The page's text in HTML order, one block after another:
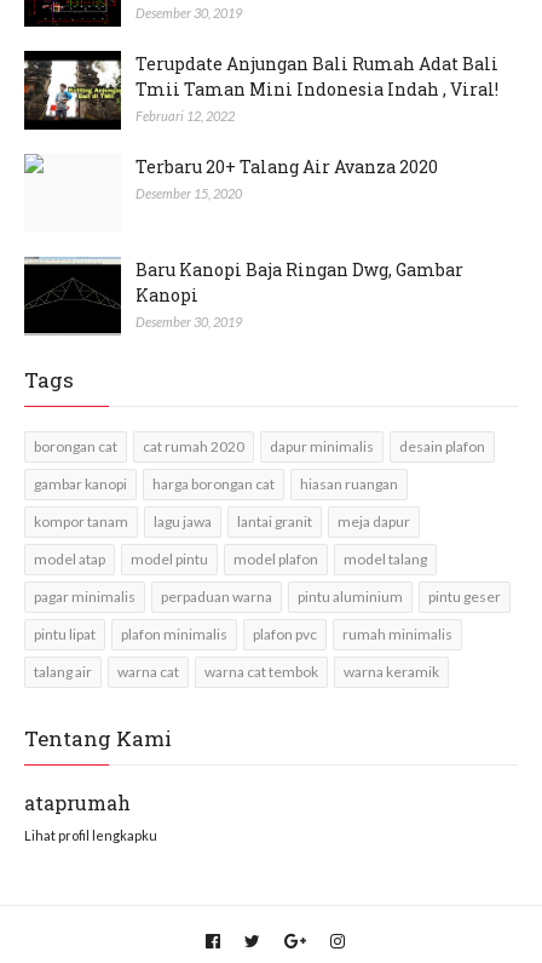
Desember 30, 2019
Terupdate Anjungan Bali Rumah Adat Bali
Tmii Taman Mini Indonesia Indah , Viral!
Februari 12, 2022
Terbaru 20+ Talang Air Avanza 2020
Desember 15, 2020
Baru Kanopi Baja Ringan Dwg, Gambar
Kanopi
Desember 30, 2019
Tags
borongan cat cat rumah 2020 dapur minimalis desain plafon
gambar kanopi harga borongan cat hiasan ruangan
kompor tanam lagu jawa lantai granit meja dapur
model atap model pintu model plafon model talang
pagar minimalis perpaduan warna pintu aluminium pintu geser
pintu lipat plafon minimalis plafon pvc rumah minimalis
talang air warna cat warna cat tembok warna keramik
Tentang Kami
ataprumah
Lihat profil lengkapku